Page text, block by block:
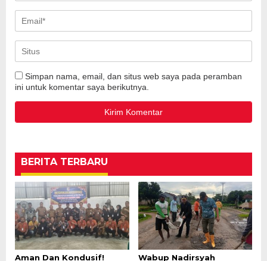
Simpan nama, email, dan situs web saya pada peramban
ini untuk komentar saya berikutnya.
BERITA TERBARU
Aman Dan Kondusif!
Wabup Nadirsyah